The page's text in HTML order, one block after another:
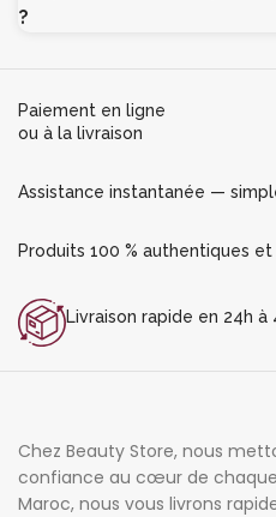
?
Paiement en ligne
ou à la livraison
Assistance instantanée —
Produits 100 % authentiques
Livraison rapide en 24h
Chez Beauty Store, nous
confiance au cœur de
Maroc, nous vous livrons